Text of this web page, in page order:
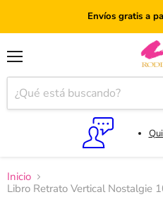
Envíos gratis a
Inicio
Libro Retrato Vertical Nostalgie